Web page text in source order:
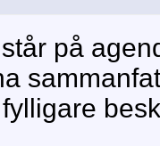
på